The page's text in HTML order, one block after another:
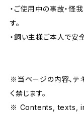
・ご使用中の事故・怪
す。
・飼い主様ご本人で安
※当ページの内容、テ
く禁じます。
※ Contents, texts,